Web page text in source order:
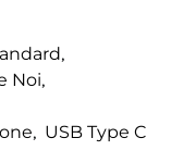
,
Noi,
, USB Type C